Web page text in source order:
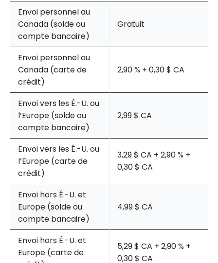
Envoi personnel au
Canada (solde ou
compte bancaire)
Gratuit
Envoi personnel au
Canada (carte de
crédit)
2,90 % + 0,30 $ CA
Envoi vers les É.-U. ou
l’Europe (solde ou
compte bancaire)
2,99 $ CA
Envoi vers les É.-U. ou
l’Europe (carte de
crédit)
3,29 $ CA + 2,90 % +
0,30 $ CA
Envoi hors É.-U. et
Europe (solde ou
compte bancaire)
4,99 $ CA
Envoi hors É.-U. et
Europe (carte de
5,29 $ CA + 2,90 % +
0,30 $ CA